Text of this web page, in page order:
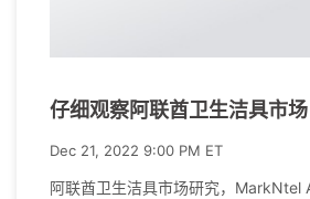
仔细观察阿联酋卫生洁具市场
Dec 21, 2022 9:00 PM ET
阿联酋卫生洁具市场研究，MarkNtel